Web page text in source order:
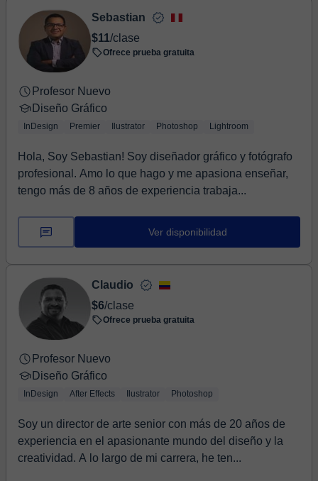
Sebastian
$11/clase
Ofrece prueba gratuita
Profesor Nuevo
Diseño Gráfico
InDesign Premier Ilustrator Photoshop Lightroom
Hola, Soy Sebastian! Soy diseñador gráfico y fotógrafo
profesional. Amo lo que hago y me apasiona enseñar,
tengo más de 8 años de experiencia trabaja...
Ver disponibilidad
Claudio
$6/clase
Ofrece prueba gratuita
Profesor Nuevo
Diseño Gráfico
InDesign After Effects Ilustrator Photoshop
Soy un director de arte senior con más de 20 años de
experiencia en el apasionante mundo del diseño y la
creatividad. A lo largo de mi carrera, he ten...